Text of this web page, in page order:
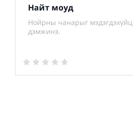
Найт моуд
Нойрны чанарыг мэдэгдэхүйц
дэмжинэ.